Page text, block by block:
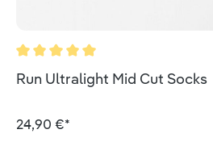
Durchschnittliche Bewertung
Run Ultralight Mid Cut Socks
24,90 €*